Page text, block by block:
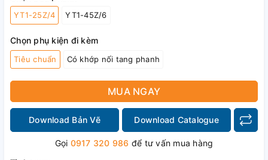
YT1-25Z/4 YT1-45Z/6
Chọn phụ kiện đi kèm
Tiêu chuẩn Có khớp nối tang phanh
MUA NGAY
Download Bản Vẽ Download Catalogue
Gọi 0917 320 986 để tư vấn mua hàng